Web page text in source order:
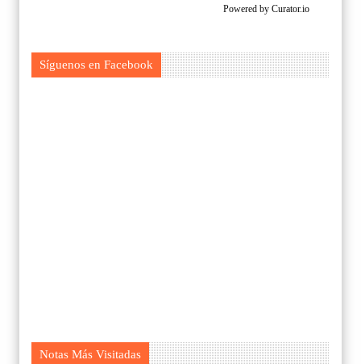
Powered by Curator.io
Síguenos en Facebook
Notas Más Visitadas